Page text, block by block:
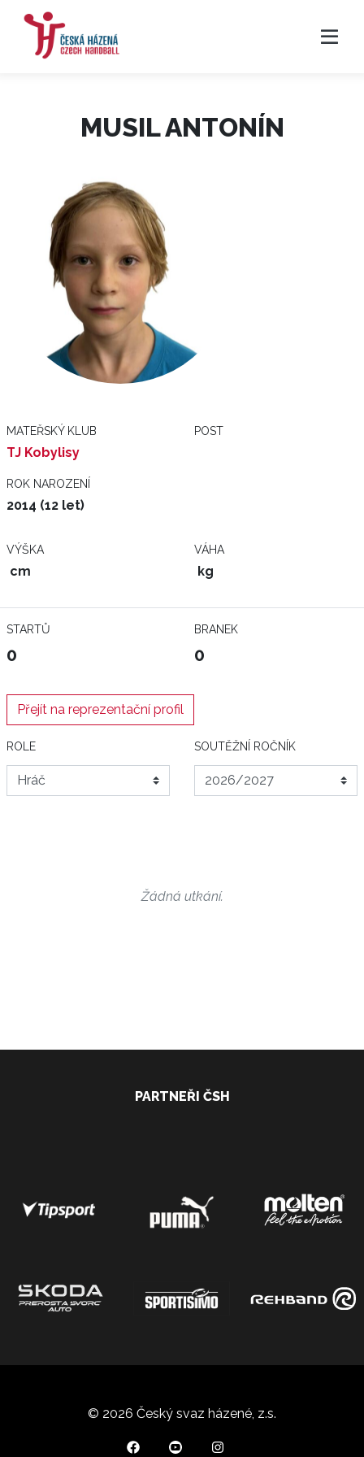
MUSIL ANTONÍN
MATEŘSKÝ KLUB
TJ Kobylisy
POST
ROK NAROZENÍ
2014 (12 let)
VÝŠKA
cm
VÁHA
kg
STARTŮ
0
BRANEK
0
Přejít na reprezentační profil
ROLE SOUTĚŽNÍ ROČNÍK
Žádná utkání.
PARTNEŘI ČSH
© 2026 Český svaz házené, z.s.